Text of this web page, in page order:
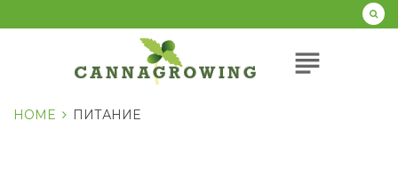
к
subject
HOME ПИТАНИЕ